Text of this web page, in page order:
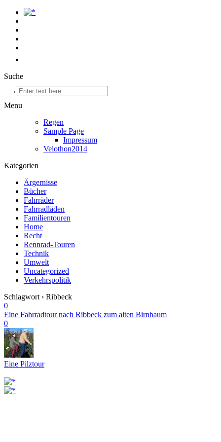
Suche
→
Menu
Regen
Sample Page
Impressum
Velothon2014
Kategorien
Ärgernisse
Bücher
Fahrräder
Fahrradläden
Familientouren
Home
Recht
Rennrad-Touren
Technik
Umwelt
Uncategorized
Verkehrspolitik
Schlagwort › Ribbeck
0
Eine Fahrradtour nach Ribbeck zum alten Birnbaum
0
Eine Pilztour